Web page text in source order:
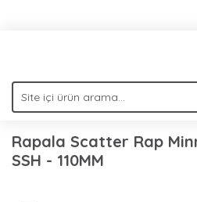
Rapala Scatter Rap
SSH - 110MM